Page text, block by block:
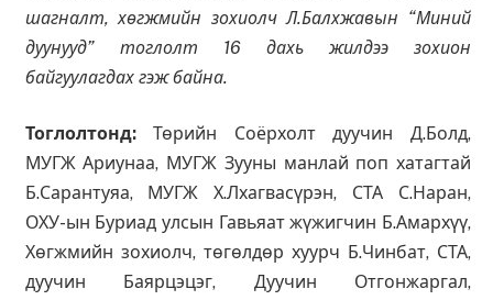
шагналт, хөгжмийн зохиолч Л.Балхжавын “Миний
дуунууд” тоглолт 16 дахь жилдээ зохион
байгуулагдах гэж байна.
Тоглолтонд:Төрийн Соёрхолт дуучин Д.Болд,
МУГЖ Ариунаа, МУГЖ Зууны манлай поп хатагтай
Б.Сарантуяа, МУГЖ Х.Лхагвасүрэн, СТА С.Наран,
ОХУ-ын Буриад улсын Гавьяат жүжигчин Б.Амархүү,
Хөгжмийн зохиолч, төгөлдөр хуурч Б.Чинбат, СТА,
дуучин Баярцэцэг, Дуучин Отгонжаргал,